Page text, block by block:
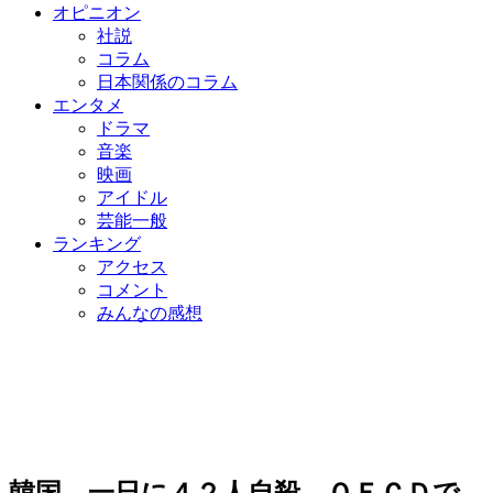
オピニオン
社説
コラム
日本関係のコラム
エンタメ
ドラマ
音楽
映画
アイドル
芸能一般
ランキング
アクセス
コメント
みんなの感想